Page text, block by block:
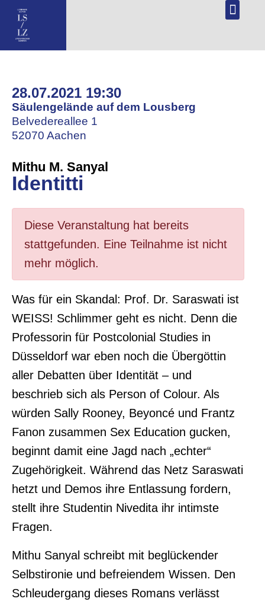
28.07.2021 19:30
Säulengelände auf dem Lousberg
Belvedereallee 1
52070 Aachen
Mithu M. Sanyal
Identitti
Diese Veranstaltung hat bereits
stattgefunden. Eine Teilnahme ist nicht
mehr möglich.
Was für ein Skandal: Prof. Dr. Saraswati ist
WEISS! Schlimmer geht es nicht. Denn die
Professorin für Postcolonial Studies in
Düsseldorf war eben noch die Übergöttin
aller Debatten über Identität – und
beschrieb sich als Person of Colour. Als
würden Sally Rooney, Beyoncé und Frantz
Fanon zusammen Sex Education gucken,
beginnt damit eine Jagd nach „echter“
Zugehörigkeit. Während das Netz Saraswati
hetzt und Demos ihre Entlassung fordern,
stellt ihre Studentin Nivedita ihr intimste
Fragen.
Mithu Sanyal schreibt mit beglückender
Selbstironie und befreiendem Wissen. Den
Schleudergang dieses Romans verlässt